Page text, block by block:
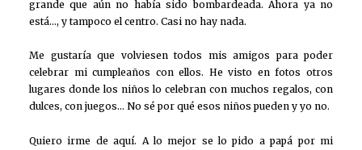
grande que aún no había sido bombardeada. Ahora ya no
está…, y tampoco el centro. Casi no hay nada.
Me gustaría que volviesen todos mis amigos para poder
celebrar mi cumpleaños con ellos. He visto en fotos otros
lugares donde los niños lo celebran con muchos regalos, con
dulces, con juegos… No sé por qué esos niños pueden y yo no.
Quiero irme de aquí. A lo mejor se lo pido a papá por mi